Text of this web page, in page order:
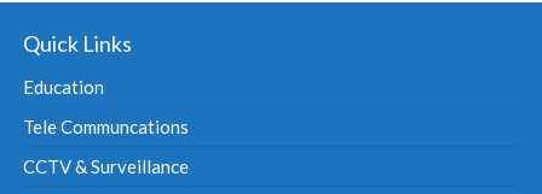
Quick Links
Education
Tele Communcations
CCTV & Surveillance